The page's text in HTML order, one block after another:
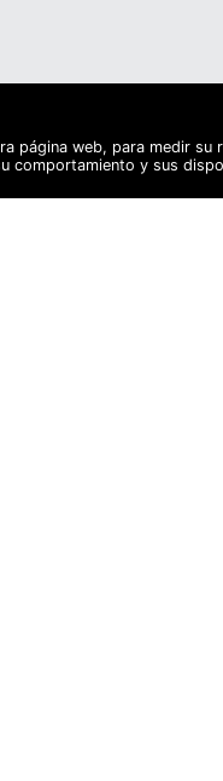
página web, para medir su
comportamiento y sus